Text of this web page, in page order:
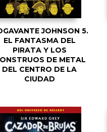
JOHNSON 5.
EL FANTASMA DEL
PIRATA Y LOS
DE METAL
DEL CENTRO DE LA
CIUDAD